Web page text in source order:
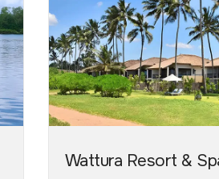
Wattura Resort &